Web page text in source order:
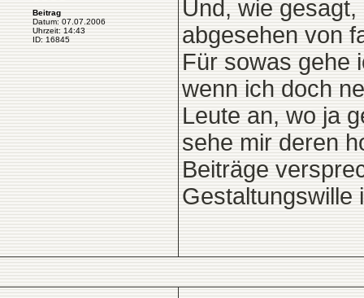
Beitrag
Datum: 07.07.2006
Uhrzeit: 14:43
ID: 16845
Und, wie
abgesehen von
Für sowas gehe
wenn ich doch
Leute an, wo ja
sehe mir deren
Beiträge
Gestaltungswille